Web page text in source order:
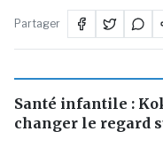
Partager
Santé infantile :
changer le regard